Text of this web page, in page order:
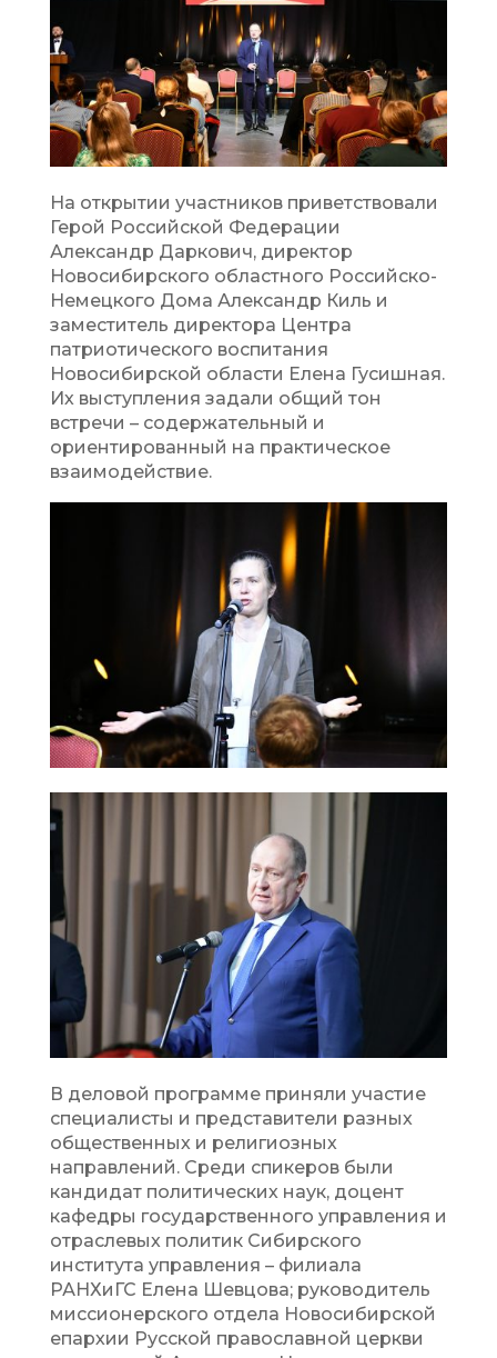
На открытии участников приветствовали
Герой Российской Федерации
Александр Даркович, директор
Новосибирского областного Российско-
Немецкого Дома Александр Киль и
заместитель директора Центра
патриотического воспитания
Новосибирской области Елена Гусишная.
Их выступления задали общий тон
встречи – содержательный и
ориентированный на практическое
взаимодействие.
В деловой программе приняли участие
специалисты и представители разных
общественных и религиозных
направлений. Среди спикеров были
кандидат политических наук, доцент
кафедры государственного управления и
отраслевых политик Сибирского
института управления – филиала
РАНХиГС Елена Шевцова; руководитель
миссионерского отдела Новосибирской
епархии Русской православной церкви